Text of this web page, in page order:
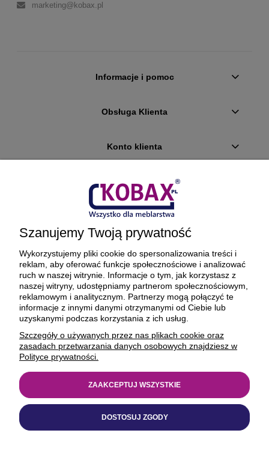
marketing@kobax.pl
Informacje i pomoc
Obsługa Klienta
Konto klienta
Płatności i dostawa
Ciekawostki
O firmie
BEZPIECZNE PŁATNOŚCI ORAZ DOSTAWA
Realizacja
https://xeniadesign.pl/| Sklep
Szanujemy Twoją prywatność
Wykorzystujemy pliki cookie do spersonalizowania treści i
reklam, aby oferować funkcje społecznościowe i analizować
ruch w naszej witrynie. Informacje o tym, jak korzystasz z
naszej witryny, udostępniamy partnerom społecznościowym,
reklamowym i analitycznym. Partnerzy mogą połączyć te
informacje z innymi danymi otrzymanymi od Ciebie lub
uzyskanymi podczas korzystania z ich usług.
Szczegóły o używanych przez nas plikach cookie oraz
zasadach przetwarzania danych osobowych znajdziesz w
Polityce prywatności.
DOSTOSUJ ZGODY
ZAAKCEPTUJ WSZYSTKIE